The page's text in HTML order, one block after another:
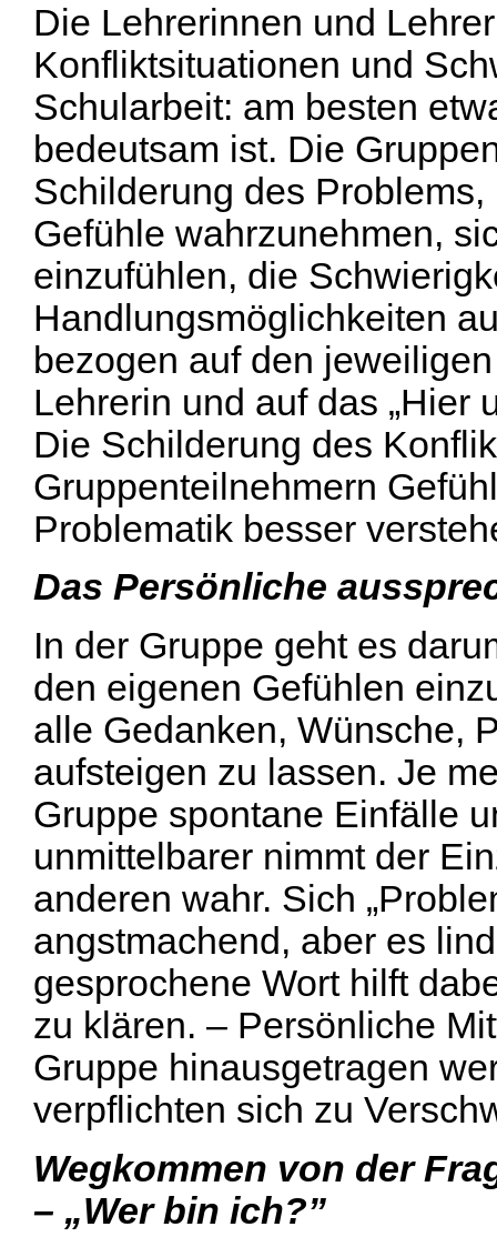
Die Lehrerinnen und
Konfliktsituationen und
Schularbeit: am besten
bedeutsam ist. Die
Schilderung des
Gefühle wahrzunehmen,
einzufühlen, die
Handlungsmöglichkeiten
bezogen auf den
Lehrerin und auf das „Hier
Die Schilderung des
Gruppenteilnehmern
Problematik besser
Das Persönliche
In der Gruppe geht es
den eigenen Gefühlen
alle Gedanken, Wünsche,
aufsteigen zu lassen. Je
Gruppe spontane Einfälle
unmittelbarer nimmt der
anderen wahr. Sich
angstmachend, aber es
gesprochene Wort hilft
zu klären. – Persönliche
Gruppe hinausgetragen
verpflichten sich zu
Wegkommen von der
– „Wer bin ich?”